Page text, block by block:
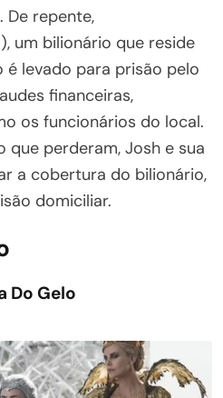
De repente,
um bilionário que reside
levado para prisão pelo
financeiras,
os funcionários do local.
que perderam, Josh e sua
a cobertura do bilionário,
domiciliar.
Do Gelo